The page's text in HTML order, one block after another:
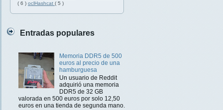
( 6 ) oclHashcat ( 5 )
Entradas populares
Memoria DDR5 de 500
euros al precio de una
hamburguesa
Un usuario de Reddit
adquirió una memoria
DDR5 de 32 GB
valorada en 500 euros por solo 12,50
euros en una tienda de segunda mano.